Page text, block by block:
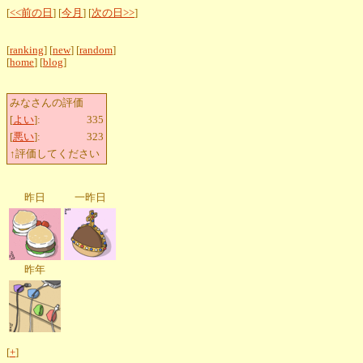
[<<前の日 ] [今月 ] [次の日>>]
[ranking] [new] [random]
[home] [blog]
みなさんの評価
[よい]:
335
[悪い]:
323
↑評価してください
昨日 一昨日
昨年
[+]